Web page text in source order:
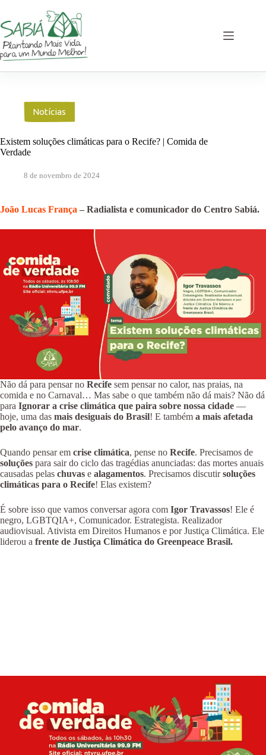
o
conteúdo
Notícias
Existem soluções climáticas para o Recife? | Comida de
Verdade
8 de novembro de 2024
João Lucas França – Radialista e comunicador do Centro Sabiá.
Não dá para pensar no Recife sem pensar no calor, nas praias, na
comida e no Carnaval… Mas sabe o que também não dá mais? Não dá
para Ignorar a crise climática que paira sobre nossa cidade —
hoje, uma das mais desiguais do Brasil! E também a mais afetada
pelo avanço do mar.
Quando pensar em crise climática, pense no Recife. Precisamos de
soluções para sair do ciclo das tragédias anunciadas: das mortes anuais
causadas pelas chuvas e alagamentos. Precisamos discutirsoluções
climáticas para o Recife! Elas existem?
É sobre isso que vamos conversar agora com Igor Travassos! Ele é
negro, LGBTQIA+, Comunicador. Estrategista. Realizador
audiovisual. Ativista em Direitos Humanos e por Justiça Climática. Ele
liderou a frente de Justiça Climática do Greenpeace Brasil.